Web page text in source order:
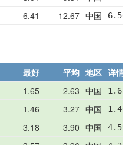
6.41 12.67 中国
最好 平均 地区 详情
1.65 2.63 中国
1.46 3.27 中国
3.18 3.90 中国